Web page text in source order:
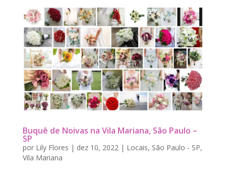
Buquê de Noivas na Vila Mariana, São Paulo –
SP
por Lily Flores | dez 10, 2022 | Locais, São Paulo - SP,
Vila Mariana